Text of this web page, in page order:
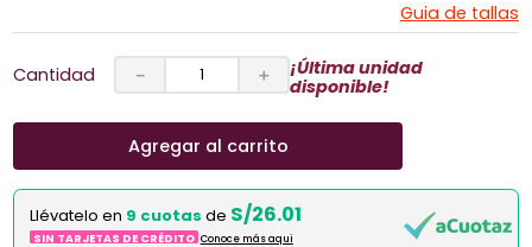
Guia de tallas
Cantidad ＋
－
¡Última unidad
disponible!
Agregar al carrito
Llévatelo en 9 cuotas de S/26.01
SIN TARJETAS DE CRÉDITO Conoce más aqui